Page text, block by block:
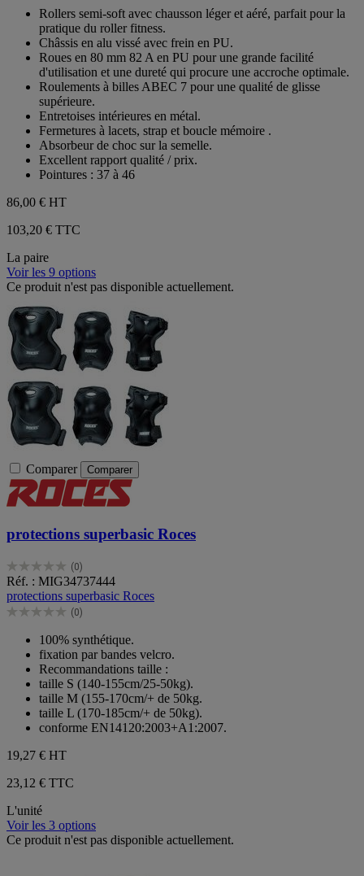
étoiles.
Rollers semi-soft avec chausson léger et aéré, parfait pour la
pratique du roller fitness.
Châssis en alu vissé avec frein en PU.
Roues en 80 mm 82 A en PU pour une grande facilité
d'utilisation et une dureté qui procure une accroche optimale.
Roulements à billes ABEC 7 pour une qualité de glisse
supérieure.
Entretoises intérieures en métal.
Fermetures à lacets, strap et boucle mémoire .
Absorbeur de choc sur la semelle.
Excellent rapport qualité / prix.
Pointures : 37 à 46
86,00 € HT
103,20 € TTC
La paire
Voir les 9 options
Ce produit n'est pas disponible actuellement.
Comparer Comparer
protections superbasic Roces
(0)
0.0
sur
5
étoiles.
Réf. : MIG34737444
protections superbasic Roces
(0)
0.0
étoiles.
100% synthétique.
fixation par bandes velcro.
Recommandations taille :
taille S (140-155cm/25-50kg).
taille M (155-170cm/+ de 50kg.
taille L (170-185cm/+ de 50kg).
conforme EN14120:2003+A1:2007.
19,27 € HT
23,12 € TTC
L'unité
Voir les 3 options
Ce produit n'est pas disponible actuellement.